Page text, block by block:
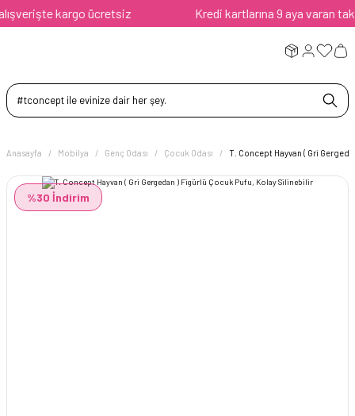
kargo ücretsiz Kredi kartlarına 9 aya varan taksit
Anasayfa Mobilya Genç Odası Çocuk Odası T. Concept Hayvan ( Gri
%30 İndirim